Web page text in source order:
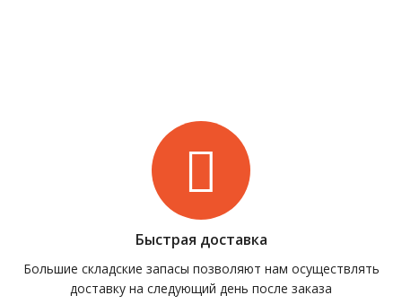
Быстрая доставка
Большие складские запасы позволяют нам осуществлять
доставку на следующий день после заказа